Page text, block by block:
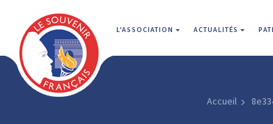
L'ASSOCIATION ACTUALITÉS
Accueil